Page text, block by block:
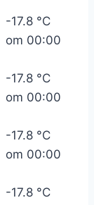
-17.8 °C
om 00:00
-17.8 °C
om 00:00
-17.8 °C
om 00:00
-17.8 °C